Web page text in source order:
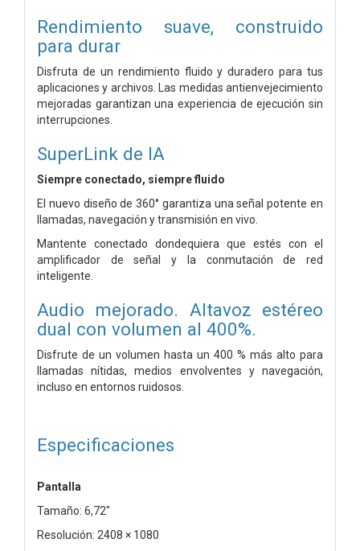
Rendimiento suave, construido
para durar
Disfruta de un rendimiento fluido y duradero para tus
aplicaciones y archivos. Las medidas antienvejecimiento
mejoradas garantizan una experiencia de ejecución sin
interrupciones.
SuperLink de IA
Siempre conectado, siempre fluido
El nuevo diseño de 360° garantiza una señal potente en
llamadas, navegación y transmisión en vivo.
Mantente conectado dondequiera que estés con el
amplificador de señal y la conmutación de red
inteligente.
Audio mejorado. Altavoz estéreo
dual con volumen al 400%.
Disfrute de un volumen hasta un 400 % más alto para
llamadas nítidas, medios envolventes y navegación,
incluso en entornos ruidosos.
Especificaciones
Pantalla
Tamaño: 6,72"
Resolución: 2408 × 1080